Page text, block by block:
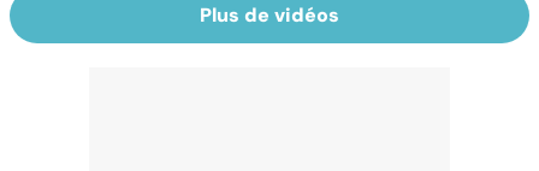
Plus de vidéos